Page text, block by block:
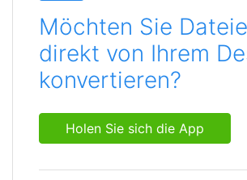
Möchten Sie
direkt von Ihrem
konvertieren?
Holen Sie sich die App